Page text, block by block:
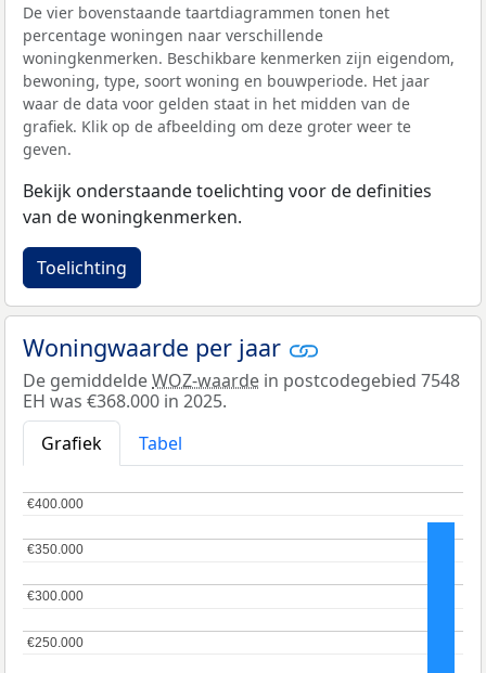
De vier bovenstaande taartdiagrammen tonen het
percentage woningen naar verschillende
woningkenmerken. Beschikbare kenmerken zijn eigendom,
bewoning, type, soort woning en bouwperiode. Het jaar
waar de data voor gelden staat in het midden van de
grafiek. Klik op de afbeelding om deze groter weer te
geven.
Bekijk onderstaande toelichting voor de definities
van de woningkenmerken.
Toelichting
Woningwaarde per jaar
De gemiddeldeWOZ-waarde in postcodegebied 7548
EH was €368.000 in 2025.
Grafiek
Tabel
€250.000
€250.000
€300.000
€300.000
€350.000
€350.000
€400.000
€400.000